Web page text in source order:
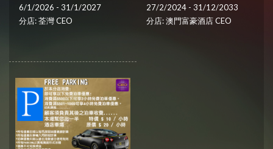
6/1/2026 - 31/1/2027
分店: 荃灣 CEO
27/2/2024 - 31/12/2033
分店: 澳門富豪酒店 CEO